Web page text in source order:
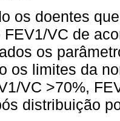
os doentes
FEV1/VC de
os
os limites da
VC >70%,
distribuição